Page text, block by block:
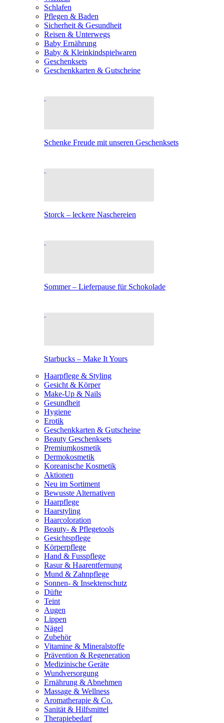
Schlafen
Pflegen & Baden
Sicherheit & Gesundheit
Reisen & Unterwegs
Baby Ernährung
Baby & Kleinkindspielwaren
Geschenksets
Geschenkkarten & Gutscheine
Schenke Freude mit unseren Geschenksets
Storck – leckere Naschereien
Sommer – Lieferpause für Schokolade
Starbucks – Make It Yours
Haarpflege & Styling
Gesicht & Körper
Make-Up & Nails
Gesundheit
Hygiene
Erotik
Geschenkkarten & Gutscheine
Beauty Geschenksets
Premiumkosmetik
Dermokosmetik
Koreanische Kosmetik
Aktionen
Neu im Sortiment
Bewusste Alternativen
Haarpflege
Haarstyling
Haarcoloration
Beauty- & Pflegetools
Gesichtspflege
Körperpflege
Hand & Fusspflege
Rasur & Haarentfernung
Mund & Zahnpflege
Sonnen- & Insektenschutz
Düfte
Teint
Augen
Lippen
Nägel
Zubehör
Vitamine & Mineralstoffe
Prävention & Regeneration
Medizinische Geräte
Wundversorgung
Ernährung & Abnehmen
Massage & Wellness
Aromatherapie & Co.
Sanität & Hilfsmittel
Therapiebedarf